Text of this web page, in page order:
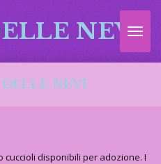
NEVI
NEVI
cuccioli disponibili per adozione. I